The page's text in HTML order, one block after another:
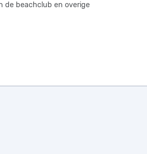
de beachclub en overige